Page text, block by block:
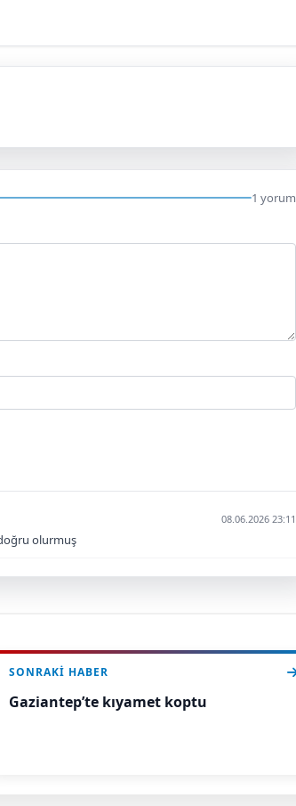
1 yorum
08.06.2026 23:11
olurmuş
SONRAKI HABER
Gaziantep’te kıyamet koptu